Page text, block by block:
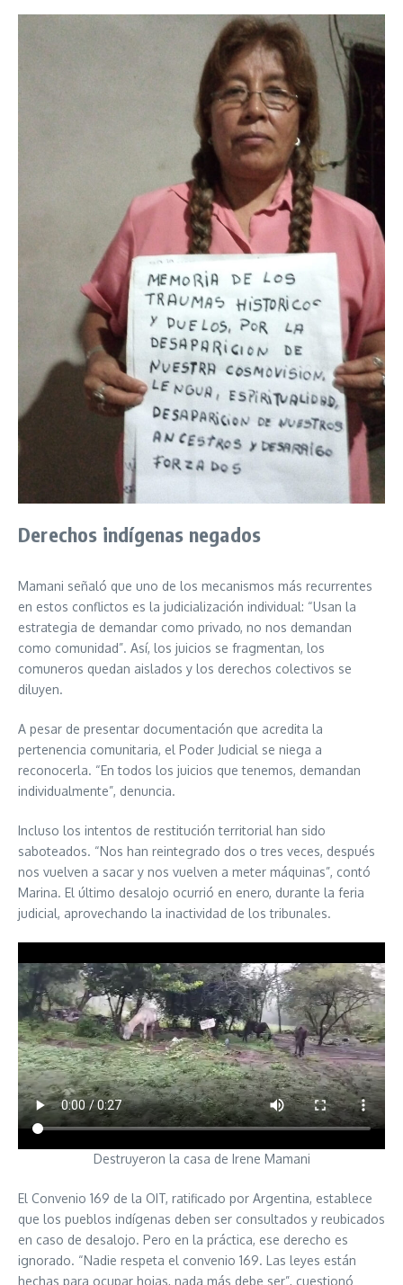
Derechos indígenas negados
Mamani señaló que uno de los mecanismos más recurrentes
en estos conflictos es la judicialización individual: “Usan la
estrategia de demandar como privado, no nos demandan
como comunidad”. Así, los juicios se fragmentan, los
comuneros quedan aislados y los derechos colectivos se
diluyen.
A pesar de presentar documentación que acredita la
pertenencia comunitaria, el Poder Judicial se niega a
reconocerla. “En todos los juicios que tenemos, demandan
individualmente”, denuncia.
Incluso los intentos de restitución territorial han sido
saboteados. “Nos han reintegrado dos o tres veces, después
nos vuelven a sacar y nos vuelven a meter máquinas”, contó
Marina. El último desalojo ocurrió en enero, durante la feria
judicial, aprovechando la inactividad de los tribunales.
Destruyeron la casa de Irene Mamani
El Convenio 169 de la OIT, ratificado por Argentina, establece
que los pueblos indígenas deben ser consultados y reubicados
en caso de desalojo. Pero en la práctica, ese derecho es
ignorado. “Nadie respeta el convenio 169. Las leyes están
hechas para ocupar hojas, nada más debe ser”, cuestionó